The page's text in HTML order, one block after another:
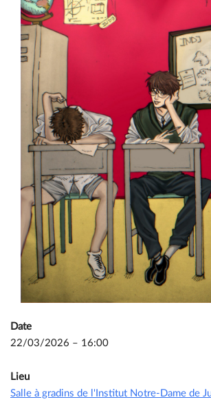
Date
22/03/2026 – 16:00
Lieu
Salle à gradins de l'Institut Notre-Dame de